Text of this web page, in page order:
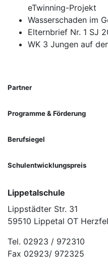
eTwinning-Projekt
Wasserschaden im
Elternbrief Nr. 1 SJ
WK 3 Jungen auf
Partner
Programme & Förderung
Berufsiegel
Schulentwicklungspreis
Lippetalschule
Lippstädter Str. 31
59510 Lippetal OT
Tel. 02923 / 972310
Fax 02923/ 972325